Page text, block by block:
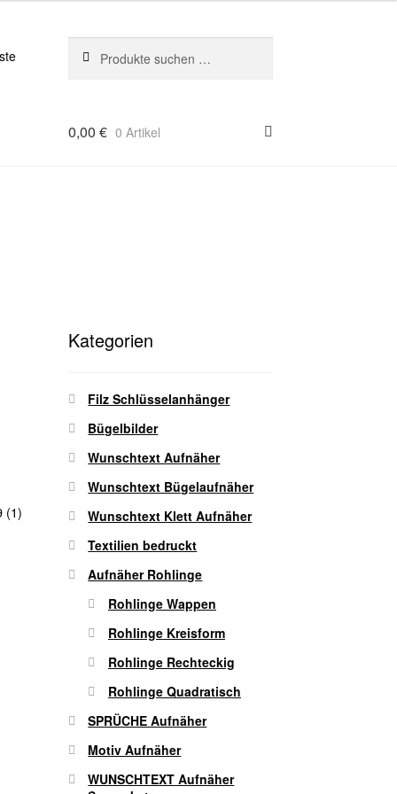
nach:
0,00 € 0 Artikel
(1)
Kategorien
Filz Schlüsselanhänger
Bügelbilder
Wunschtext Aufnäher
Wunschtext Bügelaufnäher
Wunschtext Klett Aufnäher
Textilien bedruckt
Aufnäher Rohlinge
Rohlinge Wappen
Rohlinge Kreisform
Rohlinge Rechteckig
Rohlinge Quadratisch
SPRÜCHE Aufnäher
Motiv Aufnäher
WUNSCHTEXT Aufnäher